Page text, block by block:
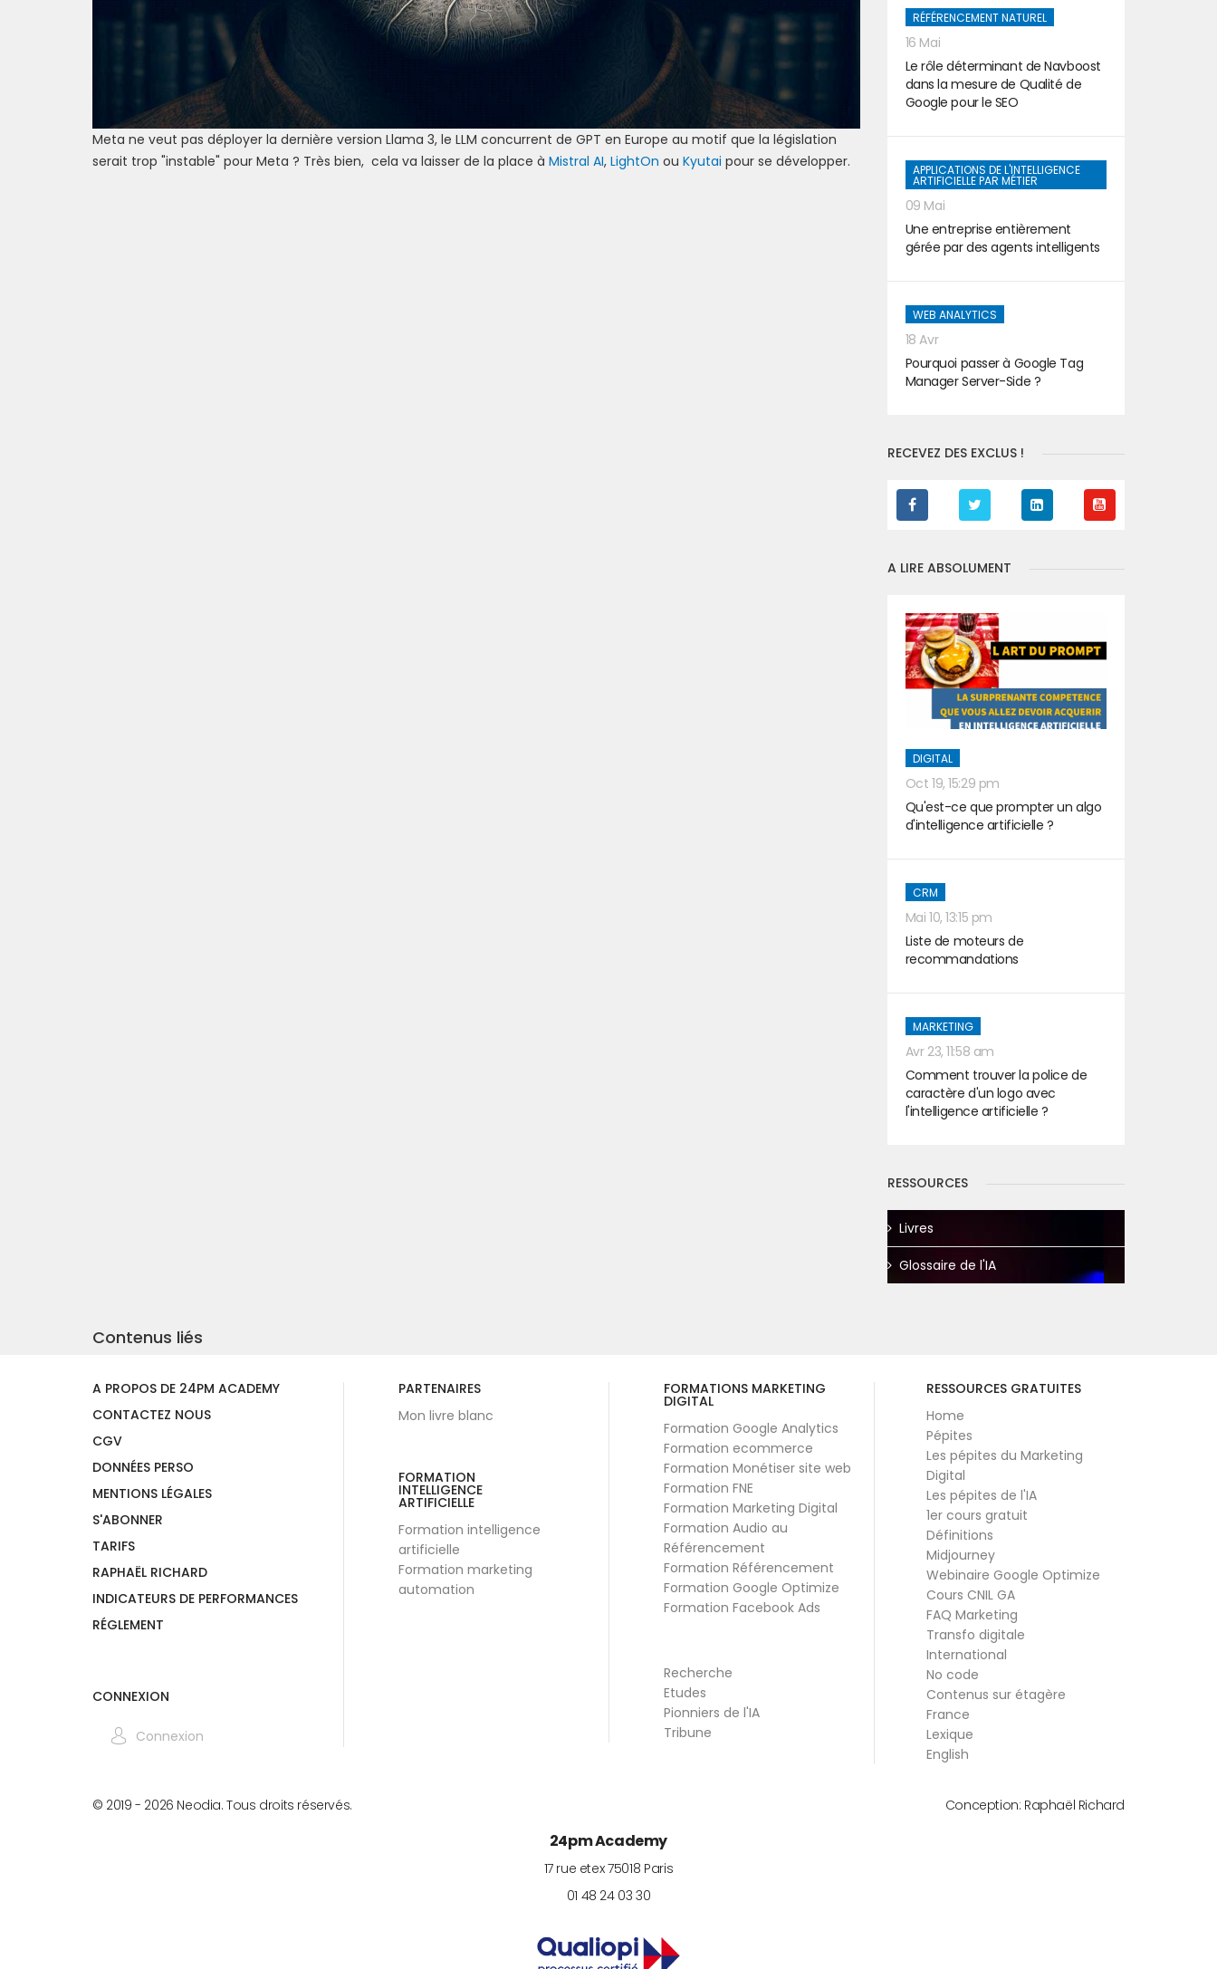
Meta ne veut pas déployer la dernière version Llama 3, le LLM concurrent de GPT en Europe au motif que la législation
serait trop "instable" pour Meta ? Très bien, cela va laisser de la place à Mistral AI, LightOn ou Kyutai pour se développer.
RÉFÉRENCEMENT NATUREL
16 Mai
Le rôle déterminant de Navboost
dans la mesure de Qualité de
Google pour le SEO
APPLICATIONS DE L'INTELLIGENCE
ARTIFICIELLE PAR MÉTIER
09 Mai
Une entreprise entièrement
gérée par des agents intelligents
WEB ANALYTICS
18 Avr
Pourquoi passer à Google Tag
Manager Server-Side ?
RECEVEZ DES EXCLUS !
A LIRE ABSOLUMENT
DIGITAL
Oct 19, 15:29 pm
Qu'est-ce que prompter un algo
d'intelligence artificielle ?
CRM
Mai 10, 13:15 pm
Liste de moteurs de
recommandations
MARKETING
Avr 23, 11:58 am
Comment trouver la police de
caractère d'un logo avec
l'intelligence artificielle ?
RESSOURCES
Livres
Glossaire de l'IA
Contenus liés
A PROPOS DE 24PM ACADEMY
CONTACTEZ NOUS
CGV
DONNÉES PERSO
MENTIONS LÉGALES
S'ABONNER
TARIFS
RAPHAËL RICHARD
INDICATEURS DE PERFORMANCES
RÉGLEMENT
CONNEXION
Connexion
PARTENAIRES
Mon livre blanc
FORMATION
INTELLIGENCE
ARTIFICIELLE
Formation intelligence
artificielle
Formation marketing
automation
FORMATIONS MARKETING
DIGITAL
Formation Google Analytics
Formation ecommerce
Formation Monétiser site web
Formation FNE
Formation Marketing Digital
Formation Audio au
Référencement
Formation Référencement
Formation Google Optimize
Formation Facebook Ads
Recherche
Etudes
Pionniers de l'IA
Tribune
RESSOURCES GRATUITES
Home
Pépites
Les pépites du Marketing
Digital
Les pépites de l'IA
1er cours gratuit
Définitions
Midjourney
Webinaire Google Optimize
Cours CNIL GA
FAQ Marketing
Transfo digitale
International
No code
Contenus sur étagère
France
Lexique
English
© 2019 - 2026 Neodia. Tous droits réservés. Conception: Raphaël Richard
24pm Academy
17 rue etex 75018 Paris
01 48 24 03 30